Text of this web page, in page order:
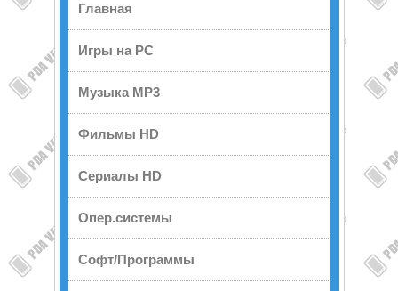
Главная
Игры на PC
Музыка MP3
Фильмы HD
Сериалы HD
Опер.системы
Софт/Программы